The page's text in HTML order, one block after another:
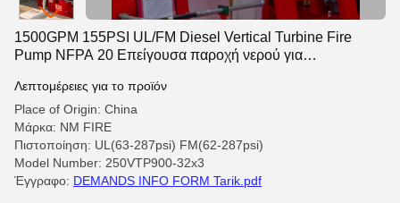
1500GPM 155PSI UL/FM Diesel Vertical Turbine Fire
Pump NFPA 20 Επείγουσα παροχή νερού για
Λεπτομέρειες για το προϊόν
Place of Origin: China
Μάρκα: NM FIRE
Πιστοποίηση: UL(63-287psi) FM(62-287psi)
Model Number: 250VTP900-32x3
Έγγραφο: DEMANDS INFO FORM Tarik.pdf